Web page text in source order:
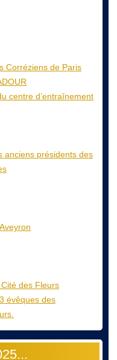
Corréziens de Paris
centre d’entraînement
anciens présidents des
des Fleurs
évêques des